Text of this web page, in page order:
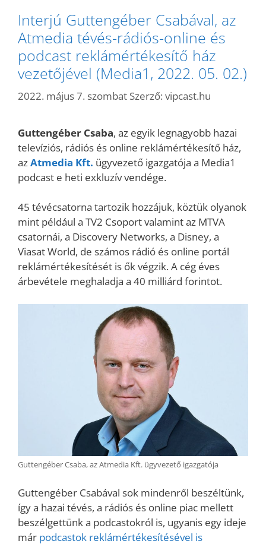
Interjú Guttengéber Csabával, az
Atmedia tévés-rádiós-online és
podcast reklámértékesítő ház
vezetőjével (Media1, 2022. 05. 02.)
2022. május 7. szombat Szerző: vipcast.hu
Guttengéber Csaba, az egyik legnagyobb hazai
televíziós, rádiós és online reklámértékesítő ház,
azAtmedia Kft. ügyvezető igazgatója a Media1
podcast e heti exkluzív vendége.
45 tévécsatorna tartozik hozzájuk, köztük olyanok
mint például a TV2 Csoport valamint az MTVA
csatornái, a Discovery Networks, a Disney, a
Viasat World, de számos rádió és online portál
reklámértékesítését is ők végzik. A cég éves
árbevétele meghaladja a 40 milliárd forintot.
Guttengéber Csaba, az Atmedia Kft. ügyvezető igazgatója
Guttengéber Csabával sok mindenről beszéltünk,
így a hazai tévés, a rádiós és online piac mellett
beszélgettünk a podcastokról is, ugyanis egy ideje
már podcastok reklámértékesítésével is